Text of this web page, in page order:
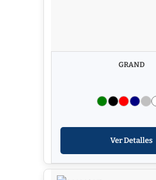
GRAND
Ver Detalles